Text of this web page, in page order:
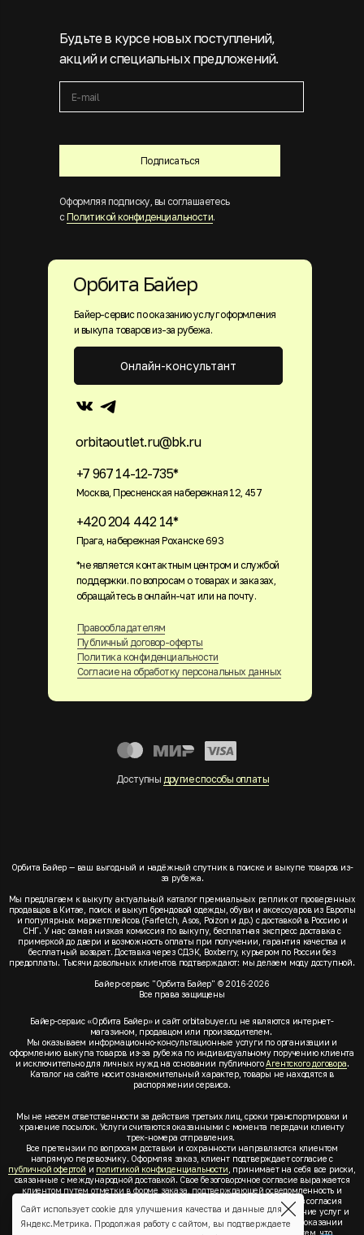
Подписаться
Будьте в курсе новых поступлений,
акций и специальных предложений.
Оформляя подписку, вы соглашаетесь
с Политикой конфиденциальности.
Байер-сервис по оказанию услуг оформления
и выкупа товаров из-за рубежа.
+7 967 14-12-735*
Москва, Пресненская набережная 12, 457
+420 204 442 14*
Прага, набережная Роханске 693
orbitaoutlet.ru@bk.ru
Правообладателям
Публичный договор-оферты
Политика конфиденциальности
Согласие на обработку персональных данных
Онлайн-консультант
Орбита Байер
Доступны другие способы оплаты
*не является контактным центром и службой
поддержки. по вопросам о товарах и заказах,
обращайтесь в онлайн-чат или на почту.
Орбита Байер — ваш выгодный и надёжный спутник в поиске и выкупе товаров из-
за рубежа.
Мы предлагаем к выкупу актуальный каталог премиальных реплик от проверенных
продавцов в Китае, поиск и выкуп брендовой одежды, обуви и аксессуаров из Европы
и популярных маркетплейсов (Farfetch, Asos, Poizon и др.) с доставкой в Россию и
СНГ. У нас самая низкая комиссия по выкупу, бесплатная экспресс доставка с
примеркой до двери и возможность оплаты при получении, гарантия качества и
бесплатный возврат. Доставка через СДЭК, Boxberry, курьером по России без
предоплаты. Тысячи довольных клиентов подтверждают: мы делаем моду доступной.
Байер-сервис "Орбита Байер" © 2016-2026
Все права защищены
Байер-сервис «Орбита Байер» и сайт orbitabuyer.ru не являются интернет-
магазином, продавцом или производителем.
Мы оказываем информационно-консультационные услуги по организации и
оформлению выкупа товаров из-за рубежа по индивидуальному поручению клиента
и исключительно для личных нужд на основании публичногоАгентского договора.
Каталог на сайте носит ознакомительный характер, товары не находятся в
распоряжении сервиса.
Мы не несем ответственности за действия третьих лиц, сроки транспортировки и
хранение посылок. Услуги считаются оказанными с момента передачи клиенту
трек-номера отправления.
Все претензии по вопросам доставки и сохранности направляются клиентом
напрямую перевозчику. Оформляя заказ, клиент подтверждает согласие с
публичной офертой и политикой конфиденциальности , принимает на себя все риски,
связанные с международной доставкой. Свое безоговорочное согласие выражается
клиентом путем отметки в форме заказа, подтверждающей осведомленность и
согласие клиента со всеми предлагаемыми сервисом условиями. Без согласия
клиента спубличной офертой иполитикой конфиденциальностиоказание услуг и
оформление заказа невозможно. Заключая акцепт условий оферты об оказании
услуг, клиент понимает, заверяет, подтверждает и соглашается с тем, что
Сайт использует cookie для улучшения качества и данные для
Яндекс.Метрика. Продолжая работу с сайтом, вы подтверждаете